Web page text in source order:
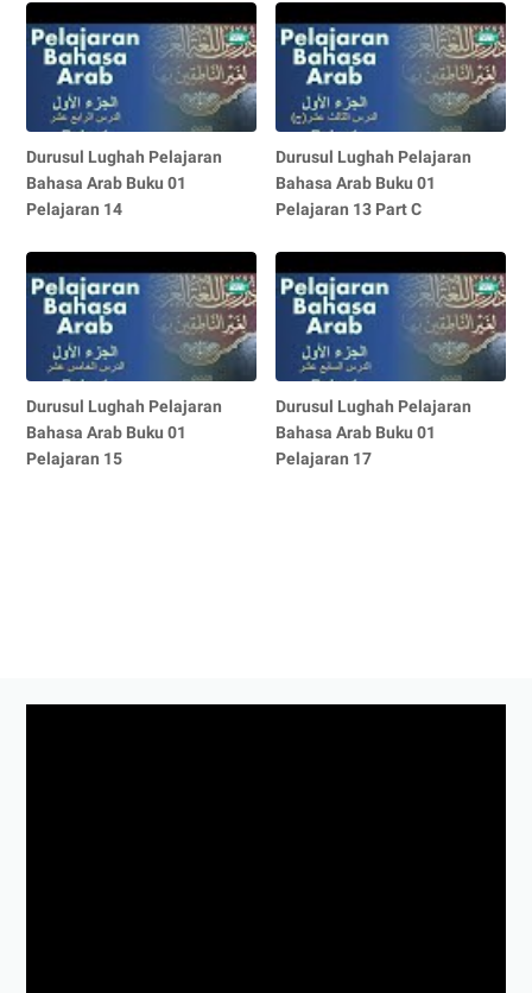
Durusul Lughah Pelajaran
Bahasa Arab Buku 01
Pelajaran 14
Durusul Lughah Pelajaran
Bahasa Arab Buku 01
Pelajaran 13 Part C
Durusul Lughah Pelajaran
Bahasa Arab Buku 01
Pelajaran 15
Durusul Lughah Pelajaran
Bahasa Arab Buku 01
Pelajaran 17